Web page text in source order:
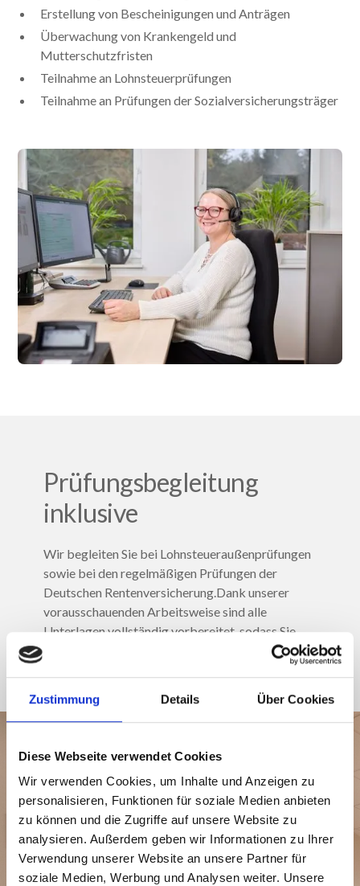
Zustimmung Details Über Cookies
Diese Webseite verwendet Cookies
Wir verwenden Cookies, um Inhalte und Anzeigen zu
personalisieren, Funktionen für soziale Medien anbieten
zu können und die Zugriffe auf unsere Website zu
analysieren. Außerdem geben wir Informationen zu Ihrer
Verwendung unserer Website an unsere Partner für
soziale Medien, Werbung und Analysen weiter. Unsere
Erstellung von Bescheinigungen und Anträgen
Überwachung von Krankengeld und
Mutterschutzfristen
Teilnahme an Lohnsteuerprüfungen
Teilnahme an Prüfungen der Sozialversicherungsträger
Prüfungsbegleitung
inklusive
Wir begleiten Sie bei Lohnsteueraußenprüfungen
sowie bei den regelmäßigen Prüfungen der
Deutschen Rentenversicherung.Dank unserer
vorausschauenden Arbeitsweise sind alle
Unterlagen vollständig vorbereitet, sodass Sie
den Prüfungen gelassen entgegensehen können.
Ihr Mehrwert mit
Lindemann, Gehrt &
Hedderich –